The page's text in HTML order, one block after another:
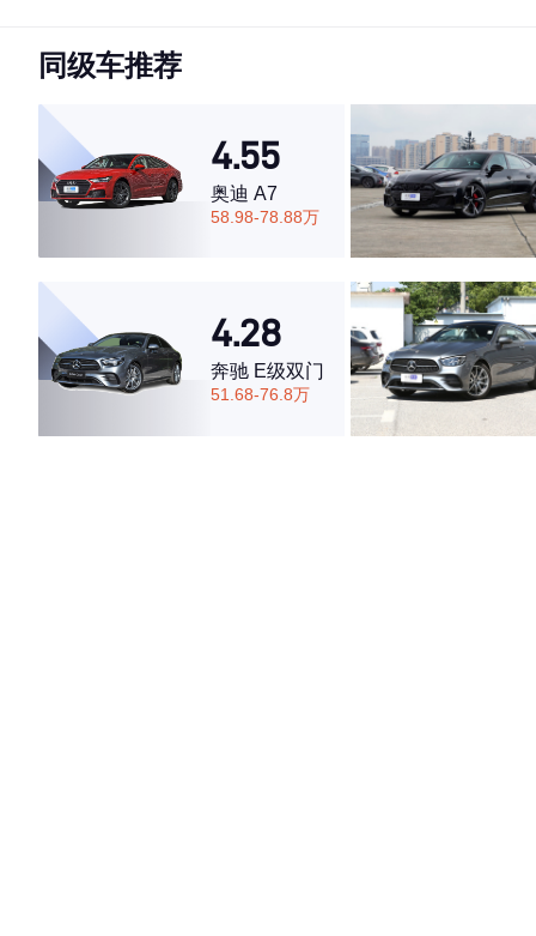
4.4
·外观表现一般，低于58%同级车
·内饰表现一般，低于83%同级车
·空间表现较为优秀，优于64%同级车
同级车推荐
4.55
奥迪 A7
58.98-78.88万
4.28
奔驰 E级双门
51.68-76.8万